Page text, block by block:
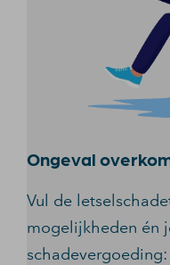
Ongeval
Vul de
mogelijkheden én
schadevergoeding: